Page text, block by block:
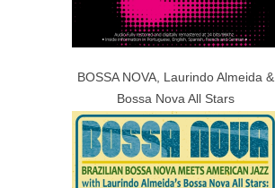
BOSSA NOVA, Laurindo Almeida &
Bossa Nova All Stars